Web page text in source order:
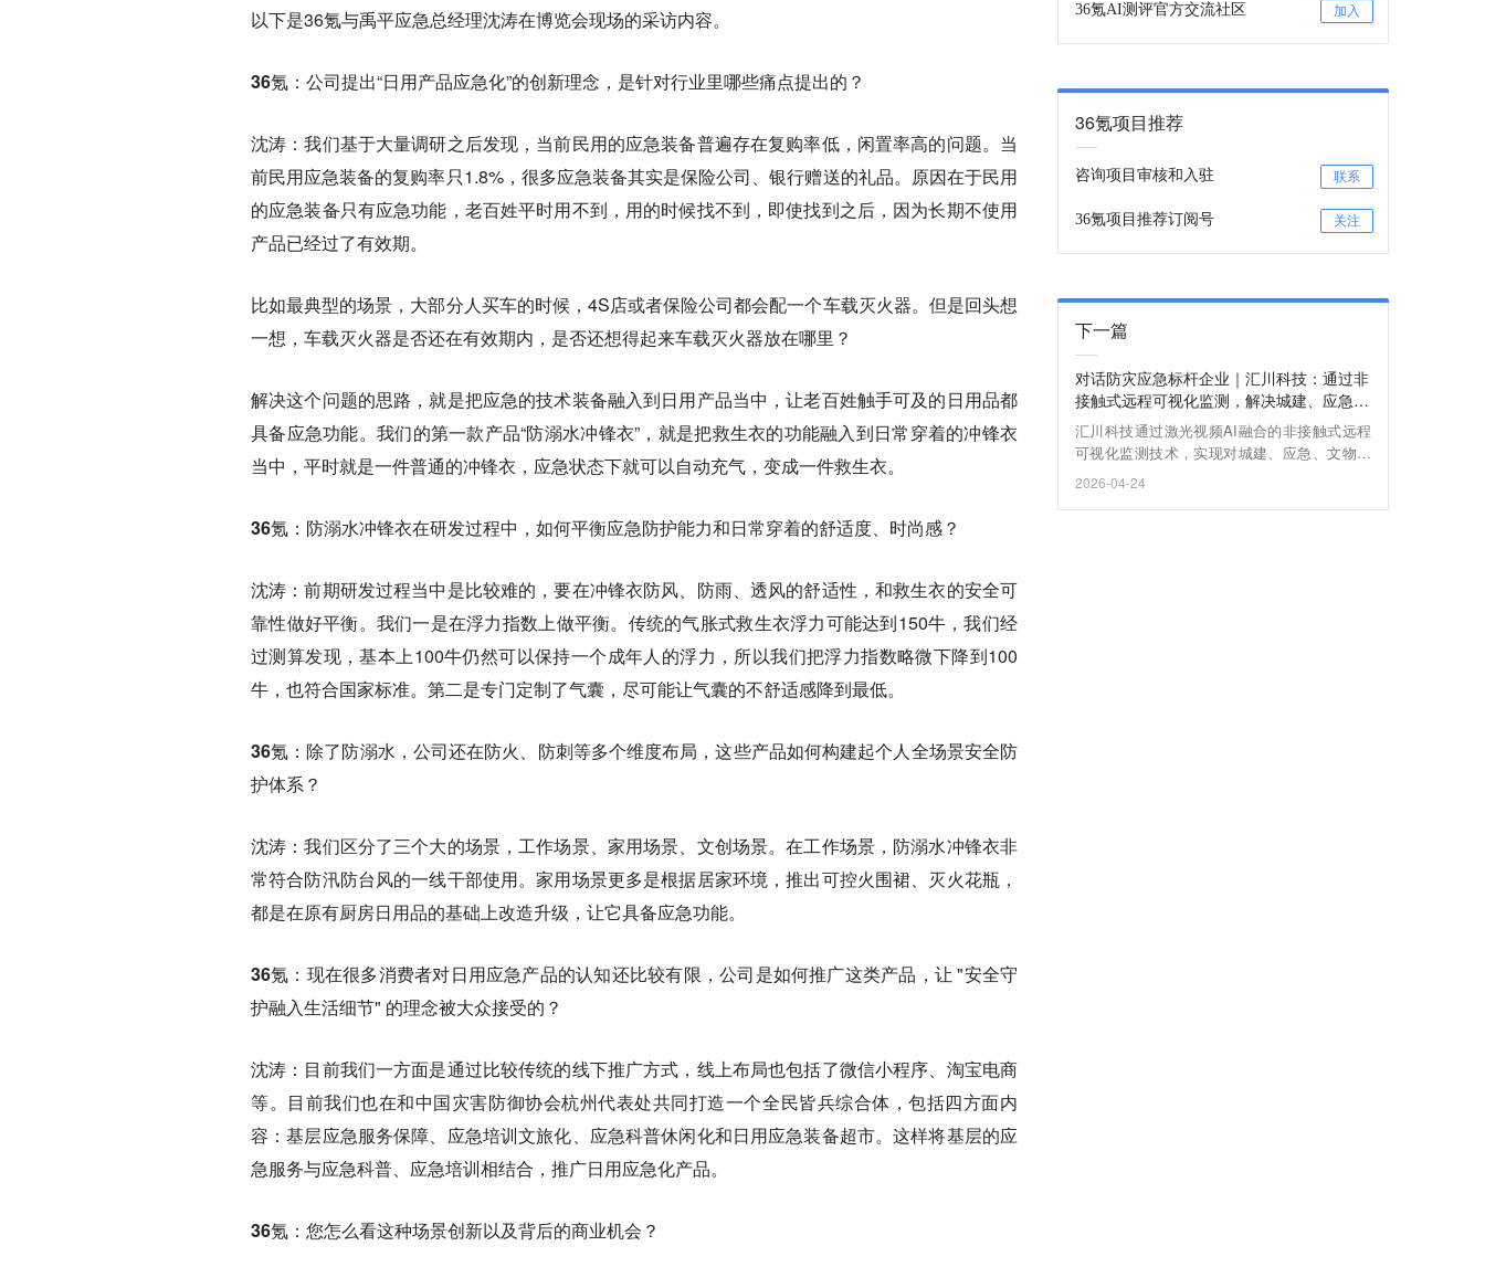
以下是36氪与禹平应急总经理沈涛在博览会现场的采访内容。
36氪： 公司提出“日用产品应急化”的创新理念，是针对行业里哪些痛点提出的？
沈涛：我们基于大量调研之后发现，当前民用的应急装备普遍存在复购率低，闲置率高的问题。当
前民用应急装备的复购率只1.8%，很多应急装备其实是保险公司、银行赠送的礼品。原因在于民用
的应急装备只有应急功能，老百姓平时用不到，用的时候找不到，即使找到之后，因为长期不使用
产品已经过了有效期。
比如最典型的场景，大部分人买车的时候，4S店或者保险公司都会配一个车载灭火器。但是回头想
一想，车载灭火器是否还在有效期内，是否还想得起来车载灭火器放在哪里？
解决这个问题的思路，就是把应急的技术装备融入到日用产品当中，让老百姓触手可及的日用品都
具备应急功能。我们的第一款产品“防溺水冲锋衣”，就是把救生衣的功能融入到日常穿着的冲锋衣
当中，平时就是一件普通的冲锋衣，应急状态下就可以自动充气，变成一件救生衣。
36氪： 防溺水冲锋衣在研发过程中，如何平衡应急防护能力和日常穿着的舒适度、时尚感？
沈涛：前期研发过程当中是比较难的，要在冲锋衣防风、防雨、透风的舒适性，和救生衣的安全可
靠性做好平衡。我们一是在浮力指数上做平衡。传统的气胀式救生衣浮力可能达到150牛，我们经
过测算发现，基本上100牛仍然可以保持一个成年人的浮力，所以我们把浮力指数略微下降到100
牛，也符合国家标准。第二是专门定制了气囊，尽可能让气囊的不舒适感降到最低。
36氪：除了防溺水，公司还在防火、防刺等多个维度布局，这些产品如何构建起个人全场景安全防
护体系？
沈涛：我们区分了三个大的场景，工作场景、家用场景、文创场景。在工作场景，防溺水冲锋衣非
常符合防汛防台风的一线干部使用。家用场景更多是根据居家环境，推出可控火围裙、灭火花瓶，
都是在原有厨房日用品的基础上改造升级，让它具备应急功能。
36氪： 现在很多消费者对日用应急产品的认知还比较有限，公司是如何推广这类产品，让 "安全守
护融入生活细节" 的理念被大众接受的？
沈涛： 目前我们一方面是通过比较传统的线下推广方式，线上布局也包括了微信小程序、淘宝电商
等。目前我们也在和中国灾害防御协会杭州代表处共同打造一个全民皆兵综合体，包括四方面内
容：基层应急服务保障、应急培训文旅化、应急科普休闲化和日用应急装备超市。这样将基层的应
急服务与应急科普、应急培训相结合，推广日用应急化产品。
36氪： 您怎么看这种场景创新以及背后的商业机会？
36氪AI测评官方交流社区 加入
36氪项目推荐
咨询项目审核和入驻 联系
36氪项目推荐订阅号 关注
下一篇
对话防灾应急标杆企业｜汇川科技：通过非
接触式远程可视化监测，解决城建、应急、
文物保护监测难题
汇川科技通过激光视频AI融合的非接触式远程
可视化监测技术，实现对城建、应急、文物等
场景的高精度实时监测与直观影像回溯。
2026-04-24